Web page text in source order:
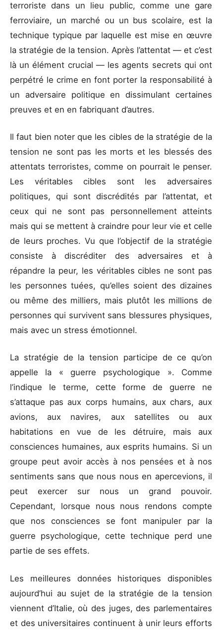
terroriste dans un lieu public, comme une gare
ferroviaire, un marché ou un bus scolaire, est la
technique typique par laquelle est mise en œuvre
la stratégie de la tension. Après l’attentat — et c’est
là un élément crucial — les agents secrets qui ont
perpétré le crime en font porter la responsabilité à
un adversaire politique en dissimulant certaines
preuves et en en fabriquant d’autres.
Il faut bien noter que les cibles de la stratégie de la
tension ne sont pas les morts et les blessés des
attentats terroristes, comme on pourrait le penser.
Les véritables cibles sont les adversaires
politiques, qui sont discrédités par l’attentat, et
ceux qui ne sont pas personnellement atteints
mais qui se mettent à craindre pour leur vie et celle
de leurs proches. Vu que l’objectif de la stratégie
consiste à discréditer des adversaires et à
répandre la peur, les véritables cibles ne sont pas
les personnes tuées, qu’elles soient des dizaines
ou même des milliers, mais plutôt les millions de
personnes qui survivent sans blessures physiques,
mais avec un stress émotionnel.
La stratégie de la tension participe de ce qu’on
appelle la « guerre psychologique ». Comme
l’indique le terme, cette forme de guerre ne
s’attaque pas aux corps humains, aux chars, aux
avions, aux navires, aux satellites ou aux
habitations en vue de les détruire, mais aux
consciences humaines, aux esprits humains. Si un
groupe peut avoir accès à nos pensées et à nos
sentiments sans que nous nous en apercevions, il
peut exercer sur nous un grand pouvoir.
Cependant, lorsque nous nous rendons compte
que nos consciences se font manipuler par la
guerre psychologique, cette technique perd une
partie de ses effets.
Les meilleures données historiques disponibles
aujourd’hui au sujet de la stratégie de la tension
viennent d’Italie, où des juges, des parlementaires
et des universitaires continuent à unir leurs efforts